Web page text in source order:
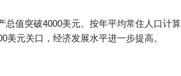
总值突破4000美元。按年平均常住人口计
美元关口，经济发展水平进一步提高。